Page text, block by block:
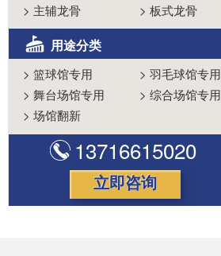
> 主辅龙骨 > 板式龙骨
用途分类
> 篮球馆专用 > 羽毛球馆专用
> 舞台场馆专用 > 综合场馆专用
> 场馆翻新
13716615020
立即咨询